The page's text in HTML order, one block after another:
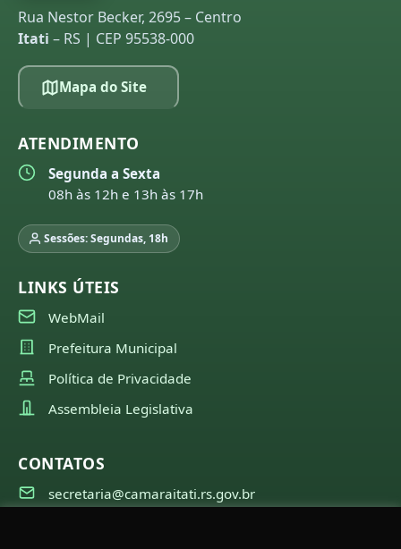
Rua Nestor Becker, 2695 – Centro
Itati – RS | CEP 95538-000
Mapa do Site
ATENDIMENTO
Segunda a Sexta
08h às 12h e 13h às 17h
Sessões: Segundas, 18h
LINKS ÚTEIS
WebMail
Prefeitura Municipal
Política de Privacidade
Assembleia Legislativa
CONTATOS
secretaria@camaraitati.rs.gov.br